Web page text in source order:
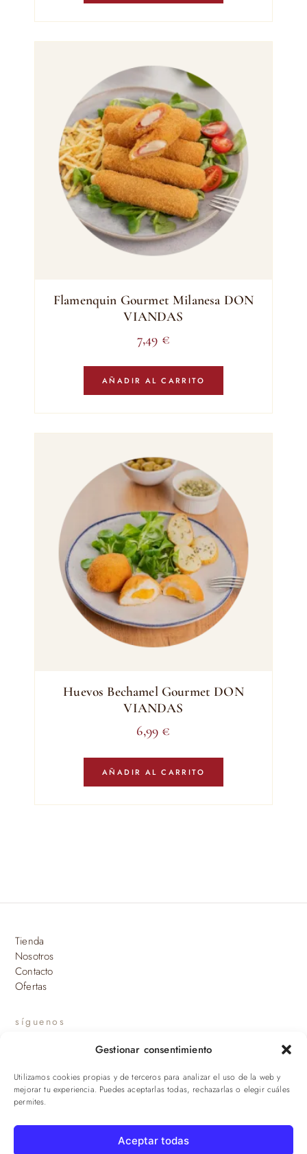
Gestionar consentimiento
Utilizamos cookies propias y de terceros para analizar el uso de la web y
mejorar tu experiencia. Puedes aceptarlas todas, rechazarlas o elegir cuáles
permites.
Aceptar todas
Flamenquin Gourmet Milanesa DON
VIANDAS
7,49 €
AÑADIR AL CARRITO
Huevos Bechamel Gourmet DON
VIANDAS
6,99 €
AÑADIR AL CARRITO
Tienda
Nosotros
Contacto
Ofertas
síguenos
suscríbete a nuestras novedades